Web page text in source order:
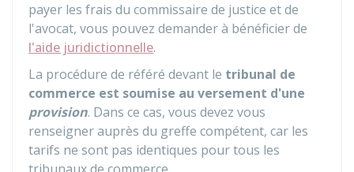
payer les frais du commissaire de justice et de
l'avocat, vous pouvez demander à bénéficier de
l'aide juridictionnelle.
La procédure de référé devant le tribunal de
commerce est soumise au versement d'une
provision. Dans ce cas, vous devez vous
renseigner auprès du greffe compétent, car les
tarifs ne sont pas identiques pour tous les